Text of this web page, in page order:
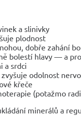
a slinivky
plodnost
dobře zahání
bolestí hlavy — a
a srdci
odolnost
křeče
(potažmo
minerálů a